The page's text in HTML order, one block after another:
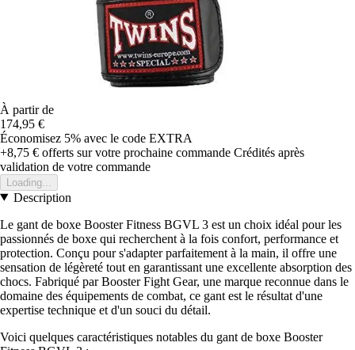
À partir de
174,95 €
Économisez 5% avec le code EXTRA
+8,75 € offerts sur votre prochaine commande Crédités après
validation de votre commande
Loading...
Description
Le gant de boxe Booster Fitness BGVL 3 est un choix idéal pour les
passionnés de boxe qui recherchent à la fois confort, performance et
protection. Conçu pour s'adapter parfaitement à la main, il offre une
sensation de légèreté tout en garantissant une excellente absorption des
chocs. Fabriqué par Booster Fight Gear, une marque reconnue dans le
domaine des équipements de combat, ce gant est le résultat d'une
expertise technique et d'un souci du détail.
Voici quelques caractéristiques notables du gant de boxe Booster